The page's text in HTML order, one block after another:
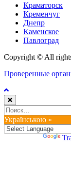
Краматорск
Кременчуг
Днепр
Каменское
Павлоград
Copyright © All
Проверенные
Найти:
Українською »